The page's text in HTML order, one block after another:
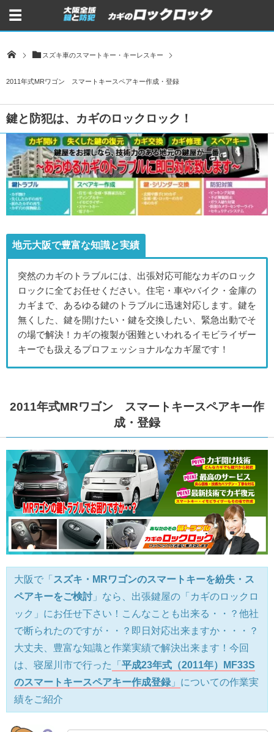
スズキ車のスマートキー・キーレスキー
2011年式MRワゴン スマートキースペアキー作成・登録
鍵と防犯は、カギのロックロック！
地元大阪で豊富な知識と実績
突然のカギのトラブルには、出張対応可能なカギのロック
ロックに全てお任せください。住宅・車やバイク・金庫の
カギまで、あるゆる鍵のトラブルに迅速対応します。鍵を
無くした、鍵を開けたい・鍵を交換したい、緊急出動でそ
の場で解決！カギの複製が困難といわれるイモビライザー
キーでも扱えるプロフェッショナルなカギ屋です！
2011年式MRワゴン スマートキースペアキー作
成・登録
大阪で「 スズキ・MRワゴンのスマートキーを紛失・ス
ペアキーをご検討 」なら、出張鍵屋の「カギのロックロ
ック」にお任せ下さい！こんなことも出来る・・？他社
で断られたのですが・・？即日対応出来ますか・・・？
大丈夫、豊富な知識と作業実績で解決出来ます！今回
は、寝屋川市で行った
「 平成23年式（2011年）MF33S
のスマートキースペアキー作成登録 」 についての作業実
績をご紹介